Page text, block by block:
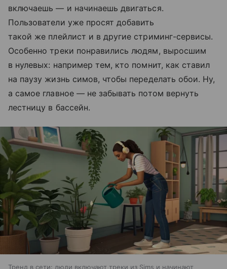
включаешь — и начинаешь двигаться.
Пользователи уже просят добавить
такой же плейлист и в другие стриминг-сервисы.
Особенно треки понравились людям, выросшим
в нулевых: например тем, кто помнит, как ставил
на паузу жизнь симов, чтобы переделать обои. Ну,
а самое главное — не забывать потом вернуть
лестницу в бассейн.
Тренд в сети: люди включают треки из Sims и начинают